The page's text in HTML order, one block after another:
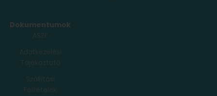
Dokumentumok
ÁSZF
Adatkezelési
Tájékoztató
Szállítási
Feltételek